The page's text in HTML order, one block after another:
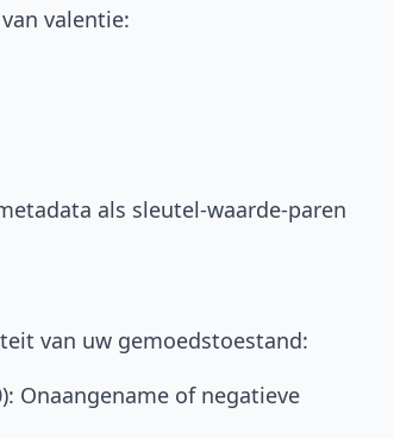
valentie:
als sleutel-waarde-paren
van uw gemoedstoestand:
Onaangename of negatieve